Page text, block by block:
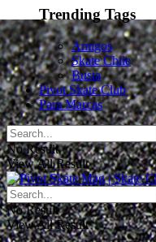
Trending Tags
Amigos
Skate Chile
Busta
Pivot Skate Club
Para Marcas
No Result
View All Result
No Result
View All Result